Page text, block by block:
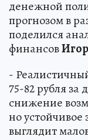
денежной
прогнозом в
поделился
финансов
-
75-82 рубля
снижение
но
выглядит